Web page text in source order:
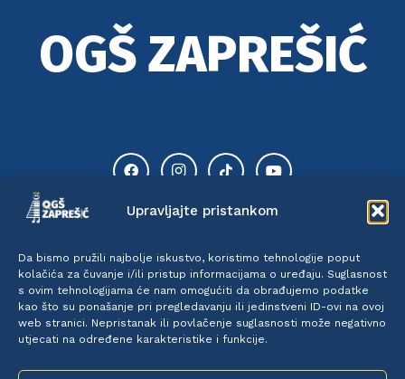
Upravljajte pristankom
Da bismo pružili najbolje iskustvo, koristimo tehnologije poput
kolačića za čuvanje i/ili pristup informacijama o uređaju. Suglasnost
s ovim tehnologijama će nam omogućiti da obrađujemo podatke
kao što su ponašanje pri pregledavanju ili jedinstveni ID-ovi na ovoj
web stranici. Nepristanak ili povlačenje suglasnosti može negativno
utjecati na određene karakteristike i funkcije.
OGŠ ZAPREŠIĆ
TIK TOK INSTAGRAM